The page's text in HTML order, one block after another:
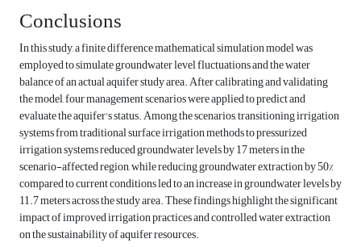
Conclusions
In this study, a finite difference mathematical simulation model was
employed to simulate groundwater level fluctuations and the water
balance of an actual aquifer study area. After calibrating and validating
the model, four management scenarios were applied to predict and
evaluate the aquifer's status. Among the scenarios, transitioning irrigation
systems from traditional surface irrigation methods to pressurized
irrigation systems reduced groundwater levels by 17 meters in the
scenario-affected region, while reducing groundwater extraction by 50%
compared to current conditions led to an increase in groundwater levels by
11.7 meters across the study area. These findings highlight the significant
impact of improved irrigation practices and controlled water extraction
on the sustainability of aquifer resources.